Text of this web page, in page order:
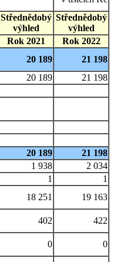
Střednědobý
výhled
Střednědobý
výhled
Rok 2021
Rok 2022
20 189
21 198
20 189
21 198
20 189
21 198
1 938
2 034
1
1
18 251
19 163
402
422
0 0